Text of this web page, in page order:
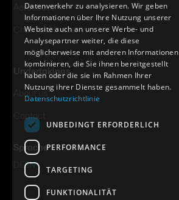
Aerospace
Chemical Industry
Undertakings
About us
Contact
Sprache
DEEN
Datenverkehr zu analysieren. Wir geben
Informationen über Ihre Nutzung unserer
Website auch an unsere Werbe- und
Analysepartner weiter, die diese
möglicherweise mit anderen Informationen
kombinieren, die Sie ihnen bereitgestellt
haben oder die sie im Rahmen Ihrer
Nutzung ihrer Dienste gesammelt haben.
Datenschutzrichtlinie
UNBEDINGT ERFORDERLICH
PERFORMANCE
TARGETING
FUNKTIONALITÄT